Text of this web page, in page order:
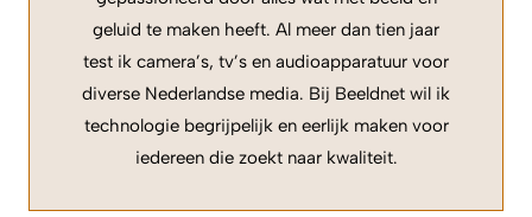
geluid te maken heeft. Al meer dan tien jaar
test ik camera’s, tv’s en audioapparatuur voor
diverse Nederlandse media. Bij Beeldnet wil ik
technologie begrijpelijk en eerlijk maken voor
iedereen die zoekt naar kwaliteit.